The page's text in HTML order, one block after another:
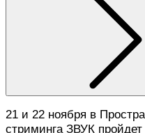
21 и 22 ноября в
стриминга ЗВУК